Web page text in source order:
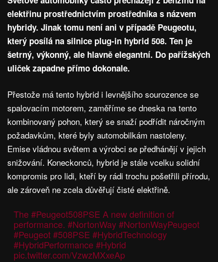
elektřinu prostřednictvím prostředníka s názvem
hybridy. Jinak tomu není ani v případě Peugeotu,
který posílá na silnice plug-in hybrid 508. Ten je
šetrný, výkonný, ale hlavně elegantní. Do pařížských
uliček zapadne přímo dokonale.
Přestože má tento hybrid i levnějšího sourozence se
spalovacím motorem, zaměříme se dneska na tento
kombinovaný pohon, který se snaží podřídit náročným
požadavkům, které byly automobilkám nastoleny.
Emise vládnou světem a výrobci se předhánějí v jejich
snižování. Koneckonců, hybrid je stále vcelku solidní
kompromis pro lidi, kteří by rádi trochu pošetřili přírodu,
ale zároveň ne zcela důvěřují čisté elektřině.
The #Peugeot508PSE A new definition of
performance. #NortonWay #NortonWayPeugeot
#Peugeot #508PSE #HybridTechnology
#HybridPerformance #Hybrid
pic.twitter.com/VzwzMXxeAp